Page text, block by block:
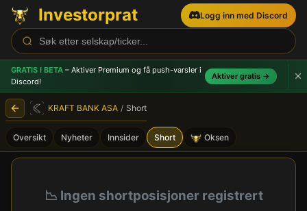
Investorprat Logg inn med Discord
GRATIS I BETA – Aktiver Premium og få push-varsler i
Discord!
Aktiver gratis →
KRAFT BANK ASA / Short
Oversikt Nyheter Innsider Short Oksen
📉 Ingen shortposisjoner registrert